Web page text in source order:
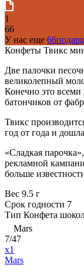
1
66
У нас еще
Конфеты Твикс
Две палочки
великолепный
Конечно это
батончиков от
Твикс
год от года и
«Сладкая
рекламной
больше
Вес 9.5 г
Срок годности 7
Тип Конфета
Mars
7/47
x1
Mars